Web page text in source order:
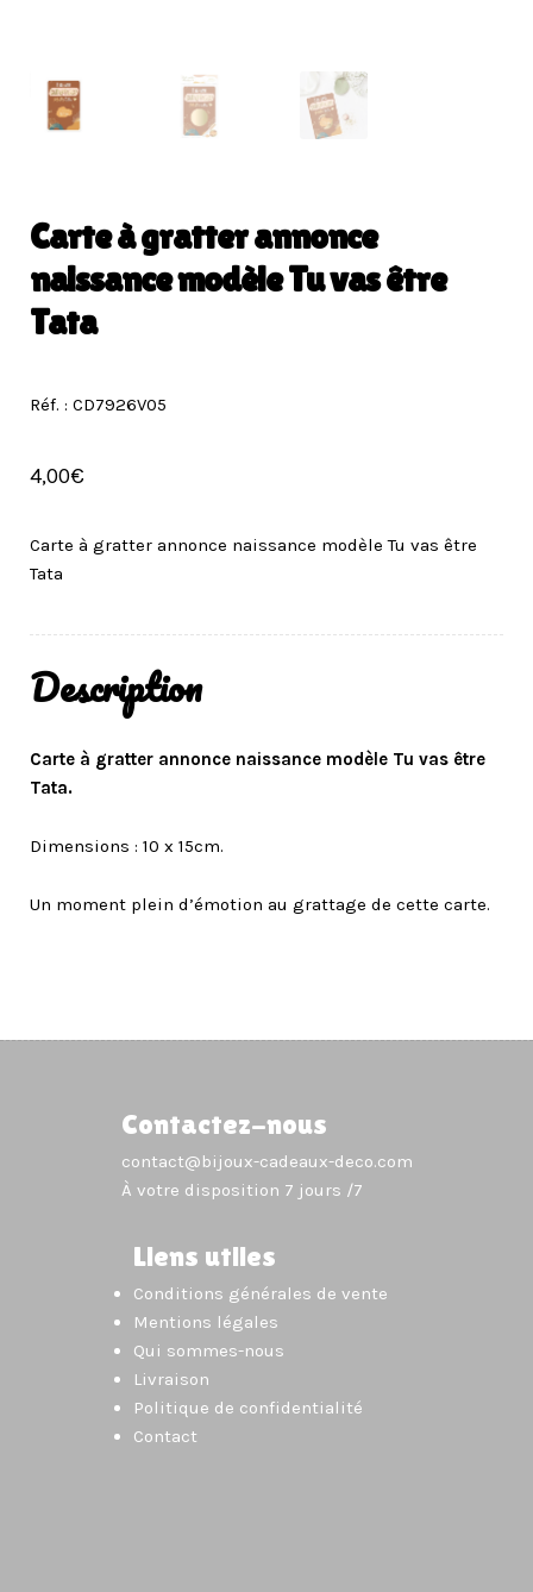
Carte à gratter annonce
naissance modèle Tu vas être
Tata
Réf. : CD7926V05
4,00€
Carte à gratter annonce naissance modèle Tu vas être
Tata
Description
Carte à gratter annonce naissance modèle Tu vas être
Tata.
Dimensions : 10 x 15cm.
Un moment plein d’émotion au grattage de cette carte.
Contactez-nous
contact@bijoux-cadeaux-deco.com
À votre disposition 7 jours /7
Liens utiles
Conditions générales de vente
Mentions légales
Qui sommes-nous
Livraison
Politique de confidentialité
Contact